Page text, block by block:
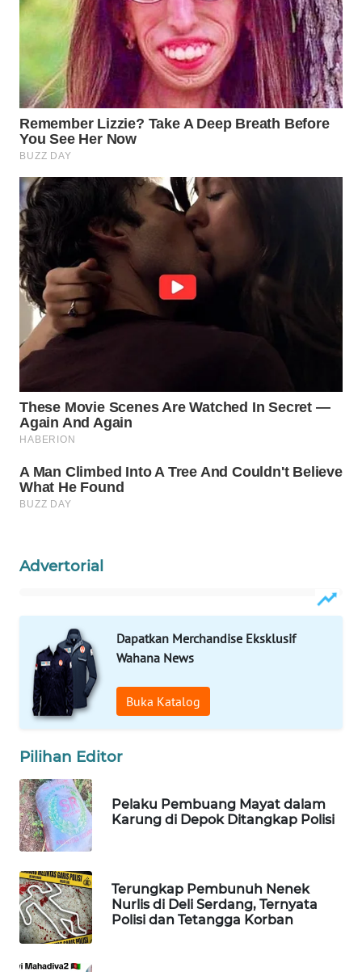
Advertorial
Dapatkan Merchandise Eksklusif
Wahana News
Buka Katalog
Pilihan Editor
Pelaku Pembuang Mayat dalam
Karung di Depok Ditangkap Polisi
Terungkap Pembunuh Nenek
Nurlis di Deli Serdang, Ternyata
Polisi dan Tetangga Korban
WN
INDRAMAYU
WN
KUNINGAN
WN
MAJALENGKA
WN
SUBANG
WN
SUKABUMI
WN
PURWAKARTA
PRIANGAN
TIMUR
SEMARANG
WN
WN
MADURA
WN
SURABAYA
WN
NATUNA
WN
BINTAN
WN
MANDALIKA
WN
LIKUPANG